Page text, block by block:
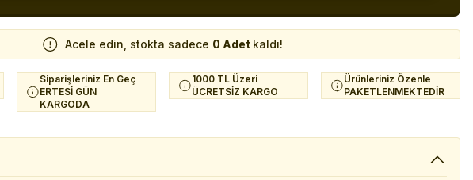
Acele edin, stokta sadece 0 Adet kaldı!
Siparişleriniz En Geç
ERTESİ GÜN
KARGODA
1000 TL Üzeri
ÜCRETSİZ KARGO
Ürünleriniz Özenle
PAKETLENMEKTEDİR